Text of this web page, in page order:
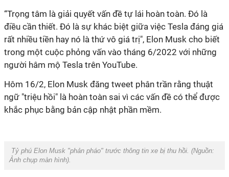
“Trọng tâm là giải quyết vấn đề tự lái hoàn toàn. Đó là
điều cần thiết. Đó là sự khác biệt giữa việc Tesla đáng giá
rất nhiều tiền hay nó là thứ vô giá trị", Elon Musk cho biết
trong một cuộc phỏng vấn vào tháng 6/2022 với những
người hâm mộ Tesla trên YouTube.
Hôm 16/2, Elon Musk đăng tweet phân trần rằng thuật
ngữ "triệu hồi" là hoàn toàn sai vì các vấn đề có thể được
khắc phục bằng bản cập nhật phần mềm.
Tỷ phú Elon Musk "phản pháo" trước thông tin xe bị thu hồi. (Nguồn:
Ảnh chụp màn hình).